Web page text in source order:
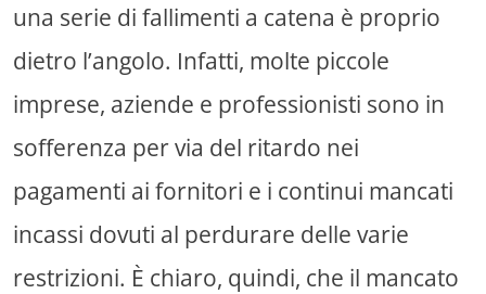
una serie di fallimenti a catena è proprio
dietro l’angolo. Infatti, molte piccole
imprese, aziende e professionisti sono in
sofferenza per via del ritardo nei
pagamenti ai fornitori e i continui mancati
incassi dovuti al perdurare delle varie
restrizioni. È chiaro, quindi, che il mancato